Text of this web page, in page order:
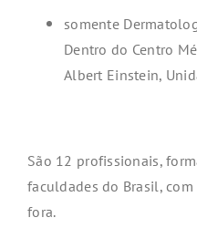
somente
Dentro do Centro
Albert Einstein,
São 12 profissionais,
faculdades do Brasil,
fora.